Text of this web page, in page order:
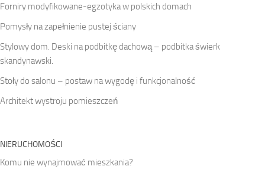
Forniry modyfikowane-egzotyka w polskich domach
Pomysły na zapełnienie pustej ściany
Stylowy dom. Deski na podbitkę dachową – podbitka świerk
skandynawski.
Stoły do salonu – postaw na wygodę i funkcjonalność
Architekt wystroju pomieszczeń
NIERUCHOMOŚCI
Komu nie wynajmować mieszkania?